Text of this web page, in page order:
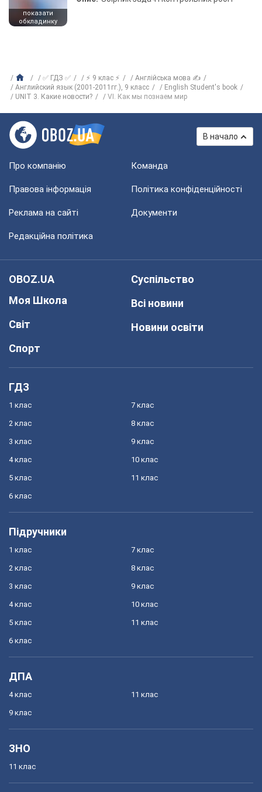
показати
обкладинку
✅ ГДЗ ✅ ⚡ 9 клас ⚡
Англійська мова ✍
Английский язык (2001-2011гг.), 9 класс
English Student's book
UNIT 3. Какие новости?
VI. Как мы познаем мир
В начало
Про компанію Команда
Правова інформація Політика конфіденційності
Реклама на сайті Документи
Редакційна політика
OBOZ.UA
Моя Школа
Світ
Спорт
Суспільство
Всі новини
Новини освіти
ГДЗ
1 клас
2 клас
3 клас
4 клас
5 клас
6 клас
7 клас
8 клас
9 клас
10 клас
11 клас
Підручники
1 клас
2 клас
3 клас
4 клас
5 клас
6 клас
7 клас
8 клас
9 клас
10 клас
11 клас
ДПА
4 клас
9 клас
11 клас
ЗНО
11 клас